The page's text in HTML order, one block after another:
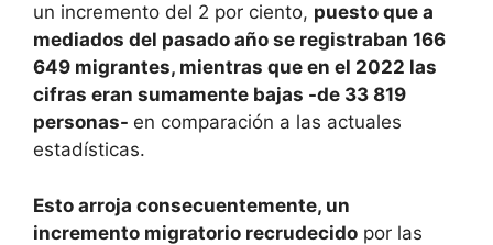
un incremento del 2 por ciento, puesto que a
mediados del pasado año se registraban 166
649 migrantes, mientras que en el 2022 las
cifras eran sumamente bajas -de 33 819
personas- en comparación a las actuales
estadísticas.
Esto arroja consecuentemente, un
incremento migratorio recrudecido por las